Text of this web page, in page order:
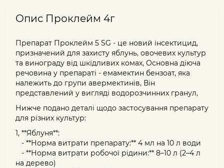
Опис Проклейм 4г
Препарат Проклейм 5 SG - це новий інсектицид,
призначений для захисту яблунь, овочевих культур
та винограду від шкідливих комах, Основна діюча
речовина у препараті - емамектин бензоат, яка
належить до групи авермектинів, Він
представлений у вигляді водорозчинних гранул,
Нижче подано деталі щодо застосування препарату
для різних культур:
1, **Яблуня**:
- **Норма витрати препарату:** 4 мл на 10 л води
- **Норма витрати робочої рідини:** 8–10 л (2–4 л
на дерево)